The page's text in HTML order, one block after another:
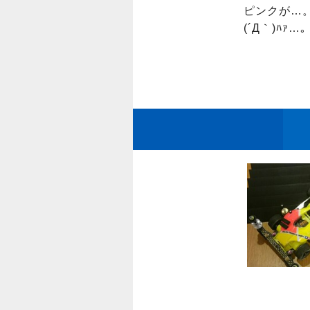
ピンクが…
(´Д｀)ﾊｧ…